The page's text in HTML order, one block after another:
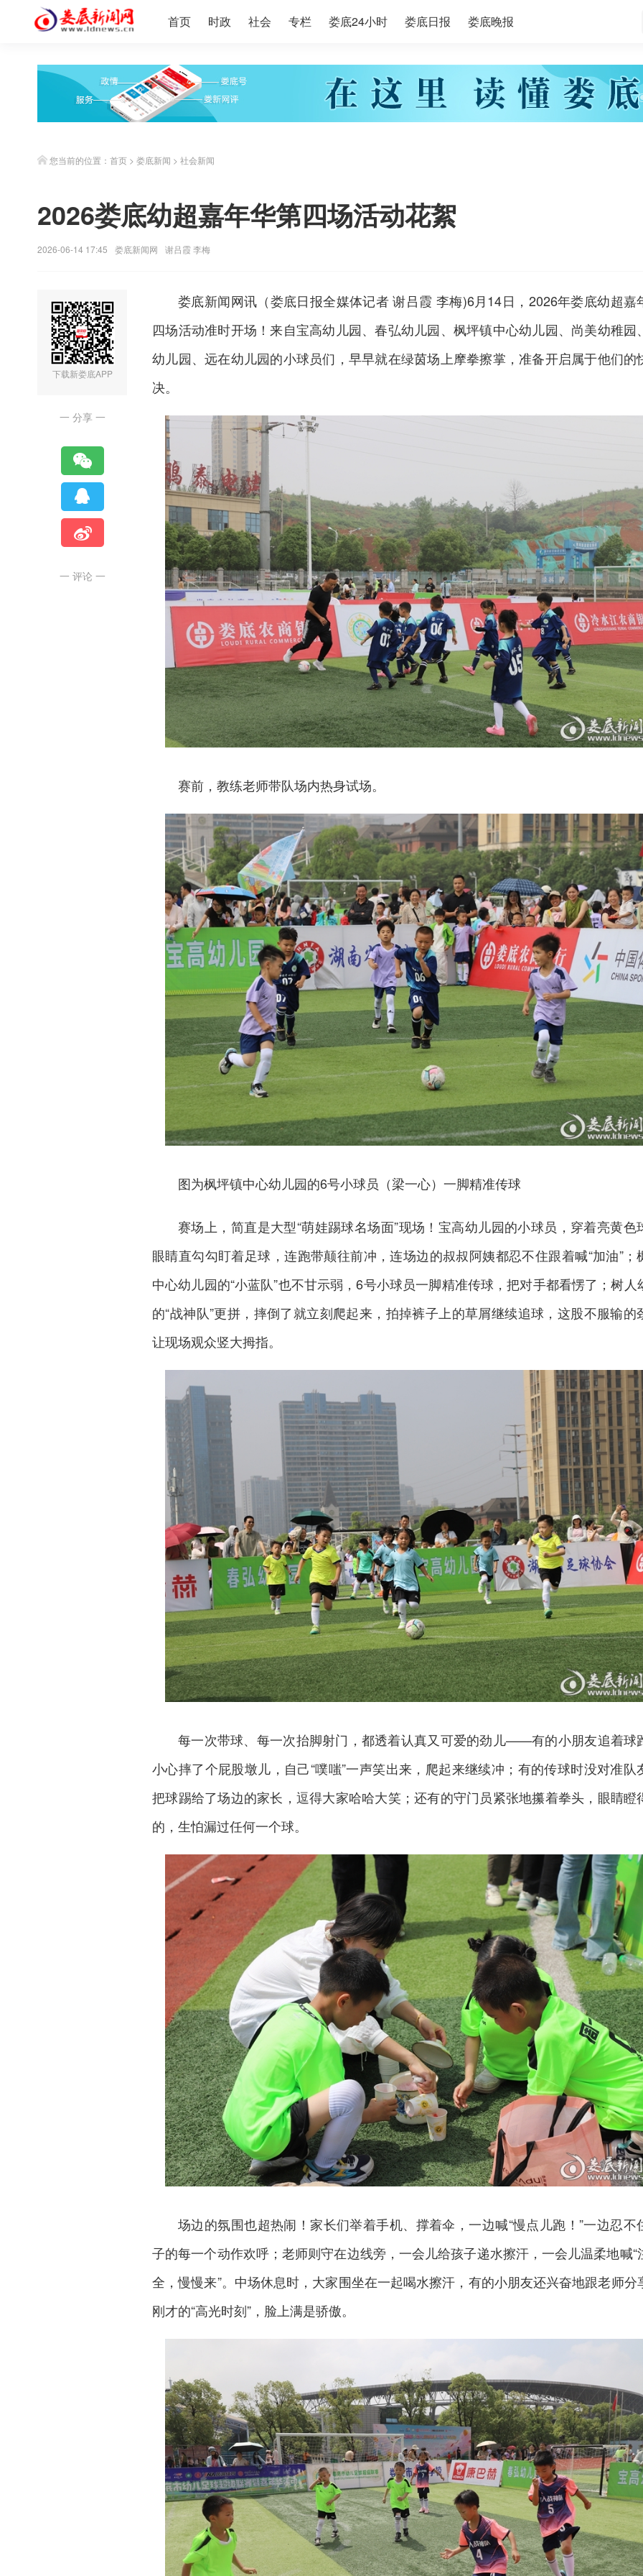
首页 时政 社会 专栏 娄底24小时 娄底日报 娄底晚报
您当前的位置： 首页 > 娄底新闻 > 社会新闻
2026娄底幼超嘉年华第四场活动花絮
2026-06-14 17:45 娄底新闻网 谢吕霞 李梅
下载新娄底APP
一 分享 一
一 评论 一
娄底新闻网讯（娄底日报全媒体记者 谢吕霞 李梅)6月14日，2026年娄底幼超嘉
四场活动准时开场！来自宝高幼儿园、春弘幼儿园、枫坪镇中心幼儿园、尚美幼稚园
幼儿园、远在幼儿园的小球员们，早早就在绿茵场上摩拳擦掌，准备开启属于他们的
决。
赛前，教练老师带队场内热身试场。
图为枫坪镇中心幼儿园的6号小球员（梁一心）一脚精准传球
赛场上，简直是大型“萌娃踢球名场面”现场！宝高幼儿园的小球员，穿着亮黄色
眼睛直勾勾盯着足球，连跑带颠往前冲，连场边的叔叔阿姨都忍不住跟着喊“加油”；
中心幼儿园的“小蓝队”也不甘示弱，6号小球员一脚精准传球，把对手都看愣了；树人
的“战神队”更拼，摔倒了就立刻爬起来，拍掉裤子上的草屑继续追球，这股不服输的
让现场观众竖大拇指。
每一次带球、每一次抬脚射门，都透着认真又可爱的劲儿——有的小朋友追着球
小心摔了个屁股墩儿，自己“噗嗤”一声笑出来，爬起来继续冲；有的传球时没对准队
把球踢给了场边的家长，逗得大家哈哈大笑；还有的守门员紧张地攥着拳头，眼睛瞪
的，生怕漏过任何一个球。
场边的氛围也超热闹！家长们举着手机、撑着伞，一边喊“慢点儿跑！”一边忍不
子的每一个动作欢呼；老师则守在边线旁，一会儿给孩子递水擦汗，一会儿温柔地喊“
全，慢慢来”。中场休息时，大家围坐在一起喝水擦汗，有的小朋友还兴奋地跟老师分
刚才的“高光时刻”，脸上满是骄傲。